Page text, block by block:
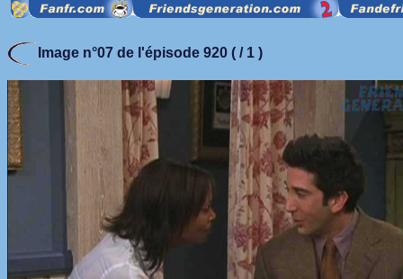
Image n°07 de l'épisode 920 ( / 1 )